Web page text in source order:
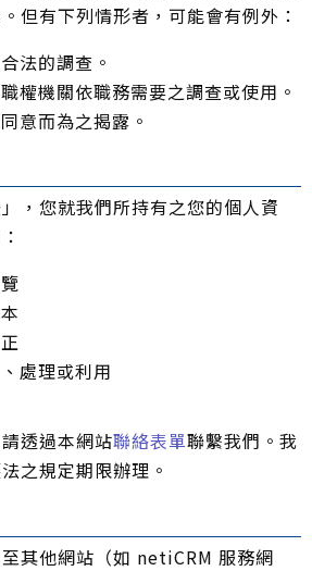
但有下列情形者，可能會有例外：
法的調查。
權機關依職務需要之調查或使用。
意而為之揭露。
，您就我們所持有之您的個人資
處理或利用
透過本網站聯絡表單聯繫我們。我
之規定期限辦理。
其他網站（如 netiCRM 服務網